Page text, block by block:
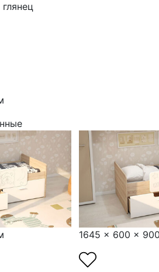
1645 x 600 x